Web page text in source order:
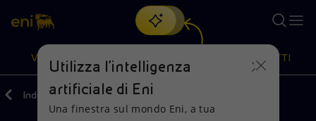
Cerca
scopri EnergIA, la nostra nuova soluzione di intelligenza
VISIONE PRODOTTI
Indietro Media Comunicati Stampa
Utilizza l'intelligenza
artificiale di Eni
Una finestra sul mondo Eni, a tua